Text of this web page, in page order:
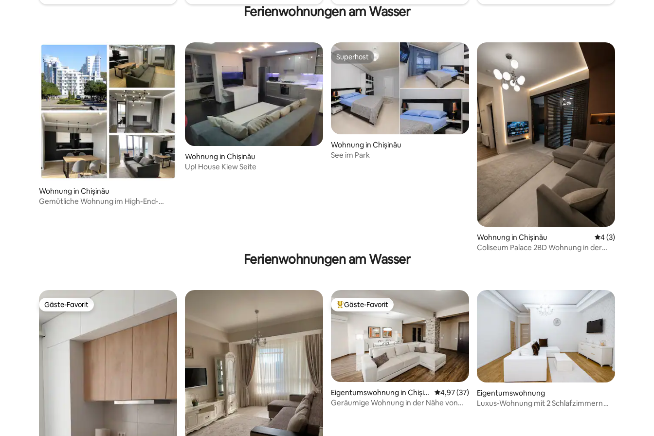
Ferienwohnungen am Wasser
Wohnung in Chișinău
Gemütliche Wohnung im High-End-
Wohnung in Chișinău
Up! House Kiew Seite
Superhost
Superhost
Wohnung in Chișinău
See im Park
Wohnung in Chișinău
4 (3)
Coliseum Palace 2BD Wohnung in der
Ferienwohnungen am Wasser
Gäste-Favorit
Gäste-Favorit Beliebter Gäste-Favorit.
Gäste-Favorit
Eigentumswohnung in Chișin
ău
Durchschnittliche Bewertung: 4,97 von 5, 37 Bewertungen
4,97 (37)
Geräumige Wohnung in der Nähe von
Eigentumswohnung
Luxus-Wohnung mit 2 Schlafzimmern